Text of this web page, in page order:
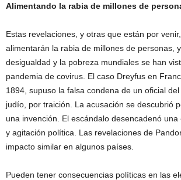
Alimentando la rabia de millones de
Estas revelaciones, y otras que están por
alimentarán la rabia de millones de personas,
desigualdad y la pobreza mundiales se han
pandemia de covirus. El caso Dreyfus en
1894, supuso la falsa condena de un oficial
judío, por traición. La acusación se descubrió
una invención. El escándalo desencadenó
y agitación política. Las revelaciones de
impacto similar en algunos países.
Pueden tener consecuencias políticas en las